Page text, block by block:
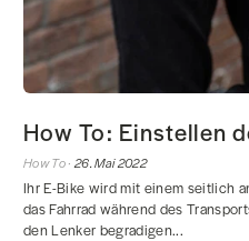
How To: Einstellen
How To · 26. Mai 2022
Ihr E-Bike wird mit einem seitlich
das Fahrrad während des
den Lenker begradigen...